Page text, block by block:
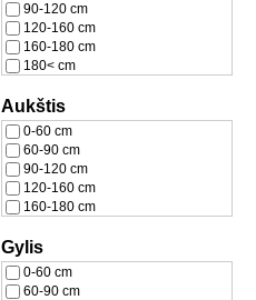
90-120 cm
120-160 cm
160-180 cm
180< cm
Aukštis
0-60 cm
60-90 cm
90-120 cm
120-160 cm
160-180 cm
Gylis
0-60 cm
60-90 cm